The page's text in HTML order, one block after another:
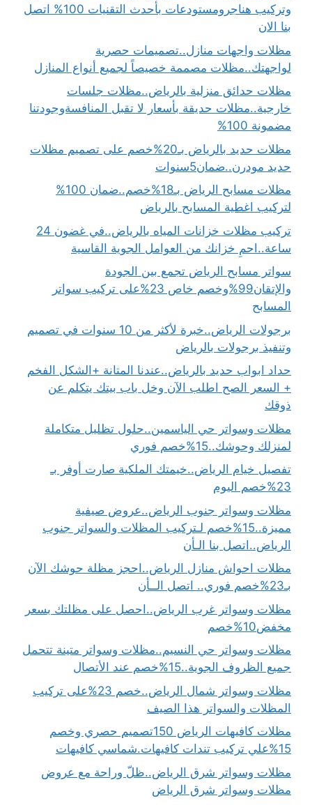
وتركيب هناجرومستودعات بأحدث التقنيات 100% اتصل
بنا الان
مظلات واجهات منازل..تصميمات حصرية
لواجهتك..مظلات مصممة خصيصاً لجميع أنواع المنازل
مظلات حدائق منزلية بالرياض..مظلات جلسات
خارجية..مظلات حديقة بأسعار لا تقبل المنافسةوجودتنا
مضمونة 100%
مظلات حديد بالرياض بـ20%خصم على تصميم مظلات
حديد مودرن..ضمان5سنوات
مظلات مسابح الرياض بـ18%خصم..ضمان 100%
لتركيب اغطية المسابح بالرياض
تركيب مظلات خزانات المياه بالرياض..في غضون 24
ساعة..احمِ خزانك من العوامل الجوية القاسية
سواتر مسابح الرياض تجمع بين الجودة
والإتقان99%وخصم خاص 23%على تركيب سواتر
المسابح
برجولات الرياض..خبرة لأكثر من 10 سنوات في تصميم
وتنفيذ برجولات بالرياض
حداد ابواب حديد بالرياض..عندنا المتانة +الشكل الفخم
+ السعر الصح اطلب الآن وخل باب بيتك يتكلم عن
ذوقك
مظلات وسواتر حي الياسمين..حلول تظليل متكاملة
لمنزلك وحوشك..15%خصم فوري
تفصيل خيام الرياض..خيمتك الملكية صارت أوفر بـ
23%خصم اليوم
مظلات وسواتر جنوب الرياض..عروض صيفية
مميزة..15%خصم لـتركيب المظلات والسواتر جنوب
الرياض..اتصل بنا الـأن
مظلات احواش منازل الرياض..احجز مظلة حوشك الآن
بـ23%خصم فوري.. اتصل الــأن
مظلات وسواتر غرب الرياض..احصل على مظلتك بسعر
مخفض10%خصم
مظلات وسواتر حي النسيم..مظلات وسواتر متينة تتحمل
جميع الظروف الجوية..15%خصم عند الأتصال
مظلات وسواتر شمال الرياض..خصم 23%على تركيب
المظلات والسواتر هذا الصيف
مظلات كافيهات الرياض 150تصميم حصري وخصم
15%علي تركيب تندات كافيهات.شماسي كافيهات
مظلات وسواتر شرق الرياض..ظلّ وراحة مع عروض
مظلات وسواتر شرق الرياض